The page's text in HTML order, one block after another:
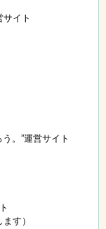
イト
。”運営サイト
す）